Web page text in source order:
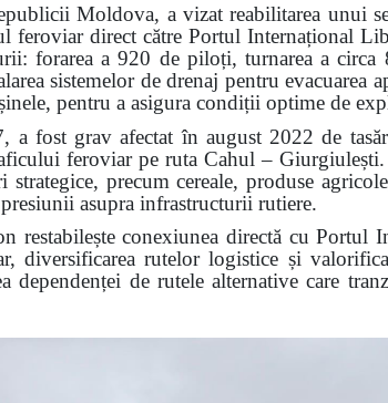
Moldova, a vizat reabilitarea unui
feroviar direct către Portul Internațional
forarea a 920 de piloți, turnarea a
sistemelor de drenaj pentru evacuarea
pentru a asigura condiții optime de
fost grav afectat în august 2022 de
feroviar pe ruta Cahul –
precum cereale, produse
asupra infrastructurii rutiere.
restabilește conexiunea directă cu
diversificarea rutelor logistice și
dependenței de rutele alternative care